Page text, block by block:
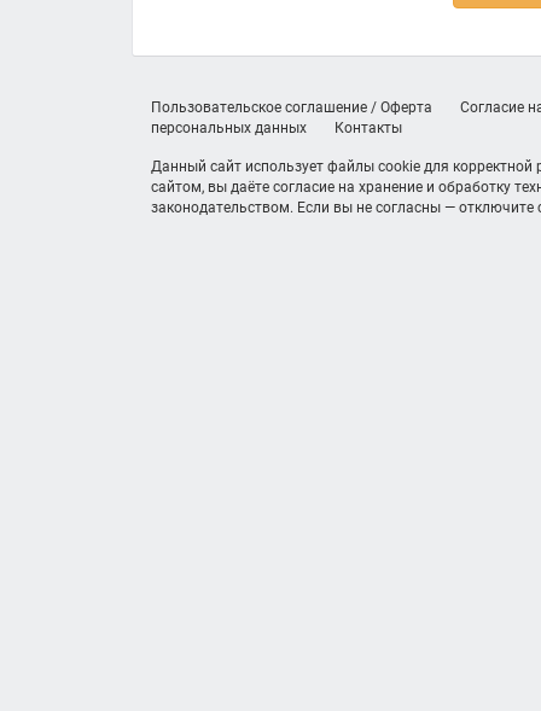
Пользовательское соглашение / Оферта
Согласие
персональных данных
Контакты
Данный сайт использует файлы cookie для
сайтом, вы даёте согласие на хранение и обработку
законодательством. Если вы не согласны — отключите